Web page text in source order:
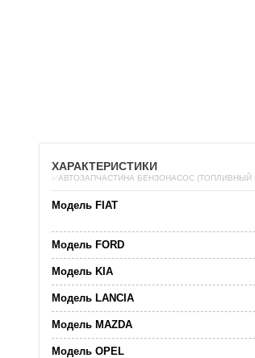
ХАРАКТЕРИСТИКИ
✅АВТОЗАПЧАСТИНА БЕНЗОНАСОС (ТОПЛИВНЫЙ
Модель FIAT
Модель FORD
Модель KIA
Модель LANCIA
Модель MAZDA
Модель OPEL